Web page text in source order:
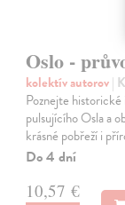
Oslo -
kolektív autorov|
Poznejte
pulsujícího Osla a
krásné pobřeží i
Do 4 dní
10,57 €